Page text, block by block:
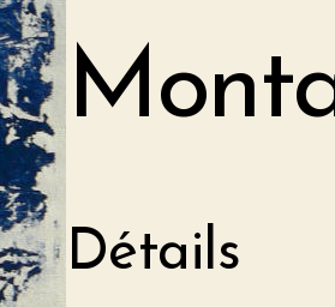
Détails